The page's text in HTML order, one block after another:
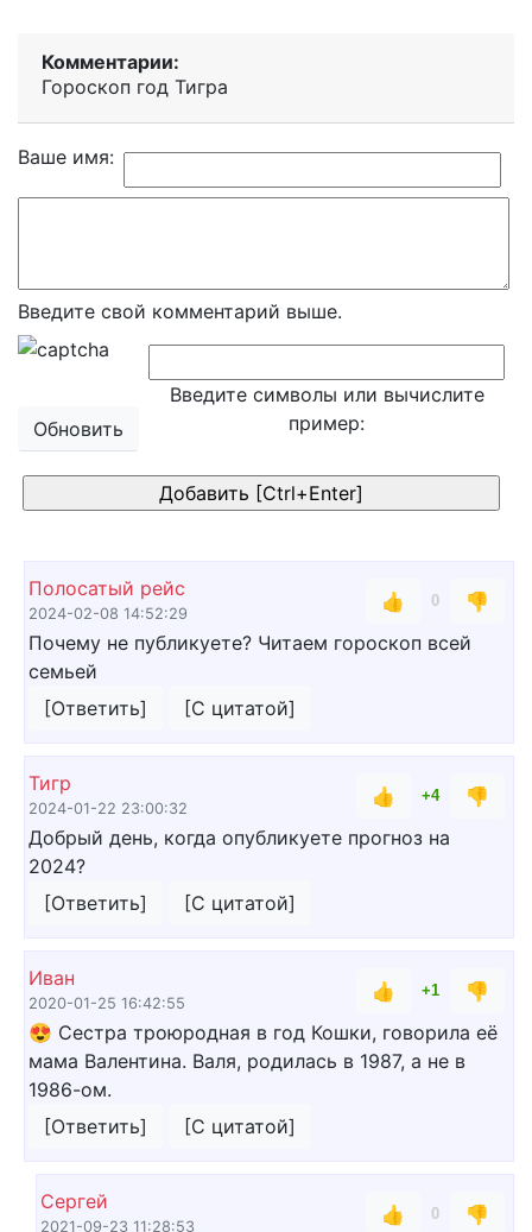
Комментарии:
Гороскоп год Тигра
Ваше имя:
Введите свой комментарий выше.
Обновить
Введите символы или вычислите
пример:
Полосатый рейс
2024-02-08 14:52:29
👍 0
👎
Почему не публикуете? Читаем гороскоп всей
семьей
[Ответить]
[С цитатой]
Тигр
2024-01-22 23:00:32
👍 +4
👎
Добрый день, когда опубликуете прогноз на
2024?
[Ответить]
[С цитатой]
Иван
2020-01-25 16:42:55
👍 +1
👎
😍 Сестра троюродная в год Кошки, говорила её
мама Валентина. Валя, родилась в 1987, а не в
1986-ом.
[Ответить]
[С цитатой]
Сергей
2021-09-23 11:28:53
👍 0
👎